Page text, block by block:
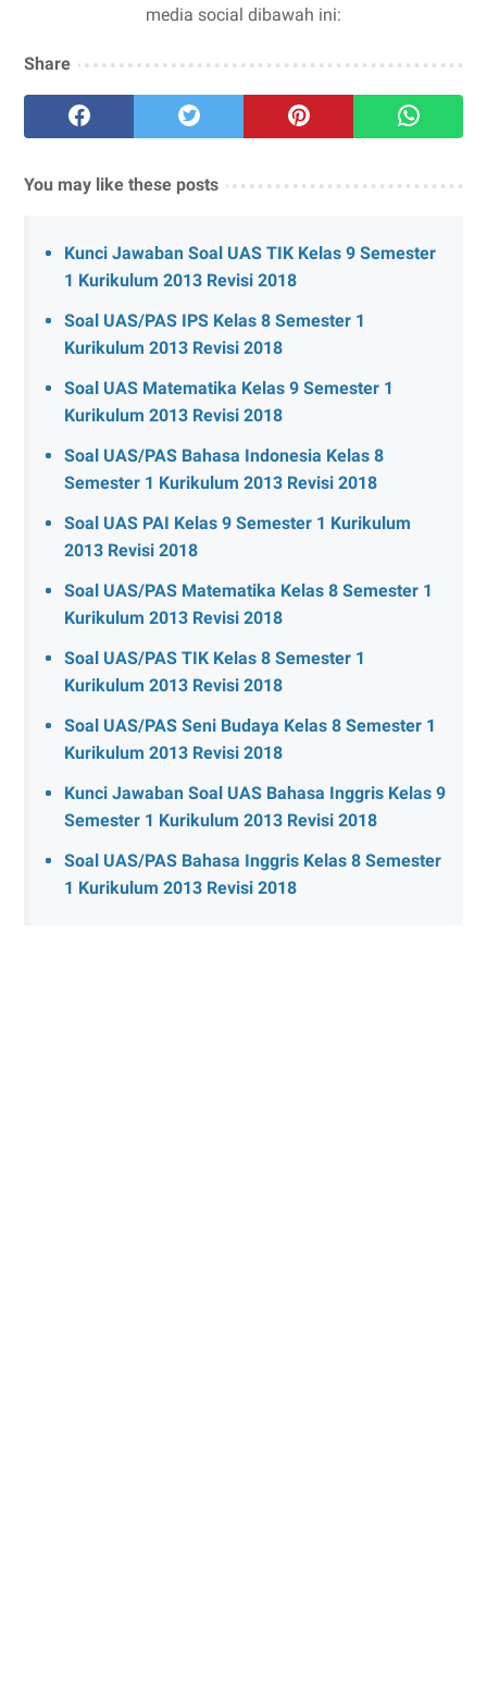
media social dibawah ini:
Share
You may like these posts
Kunci Jawaban Soal UAS TIK Kelas 9 Semester
1 Kurikulum 2013 Revisi 2018
Soal UAS/PAS IPS Kelas 8 Semester 1
Kurikulum 2013 Revisi 2018
Soal UAS Matematika Kelas 9 Semester 1
Kurikulum 2013 Revisi 2018
Soal UAS/PAS Bahasa Indonesia Kelas 8
Semester 1 Kurikulum 2013 Revisi 2018
Soal UAS PAI Kelas 9 Semester 1 Kurikulum
2013 Revisi 2018
Soal UAS/PAS Matematika Kelas 8 Semester 1
Kurikulum 2013 Revisi 2018
Soal UAS/PAS TIK Kelas 8 Semester 1
Kurikulum 2013 Revisi 2018
Soal UAS/PAS Seni Budaya Kelas 8 Semester 1
Kurikulum 2013 Revisi 2018
Kunci Jawaban Soal UAS Bahasa Inggris Kelas 9
Semester 1 Kurikulum 2013 Revisi 2018
Soal UAS/PAS Bahasa Inggris Kelas 8 Semester
1 Kurikulum 2013 Revisi 2018